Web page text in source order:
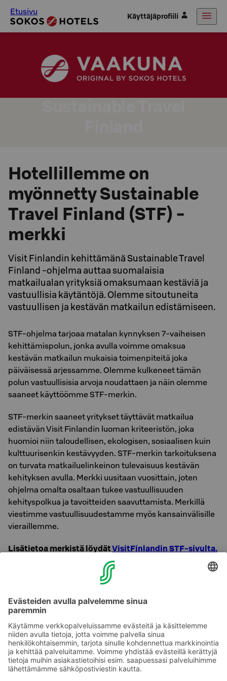
Etusivu Käyttäjäprofiili
Hotellillemme on
myönnetty Sustainable
Travel Finland (STF) -
merkki
Visit Finlandin kehittämänä Sustainable Travel
Finland -ohjelma auttaa suomalaisia
matkailualan yrityksiä omaksumaan kestäviä ja
vastuullisia käytäntöjä. Olemme sitoutuneita
vastuullisen ja kestävän matkailun edistämiseen.
STF-ohjelma tarjoaa matalan kynnyksen 7-vaiheisen
kehittämispolun, jonka avulla voimme omaksua
kestävän matkailun mukaisia toimenpiteitä joka
päiväisessä arjessamme. Olemme kulkeneet tämän
polun vastuullisisia arvoja noudattaen ja näin olemme
saaneet käyttöömme STF-merkin.
STF-merkin saaneet yritykset täyttävät matkailua
edistävän Visit Finlandin luoman kriteeristön, joka
huomioi niin taloudellisen, ekologisen, sosiaalisen kuin
kulttuurisenkin kestävyyden. STF-merkin tarkoituksena
on turvata matkailuelinkeinon tulevaisuus kestävän
kehityksen avulla. Merkki uusitaan vuosittain, joten
ohjelma omalta osaltaan tukee vastuullisuuden
kehityspolkua ja tavoitteiden saavuttamista. Merkillä
viestimme vastuullisuudestamme myös kansainvälisille
vieraillemme.
Lisätietoa merkistä löydätVisitFinlandin STF-sivulta.
Lue lisää vastuullisuustyöstämme
Olemme myös Joensuun kaupungin ilmastokumppani.
Joensuussa on helppo hengittää! Lue lisää
vihreämmistä valinnoista, joita voit lomallasi toteuttaa
Joensuussa.Tee vihreämpiä valintoja.